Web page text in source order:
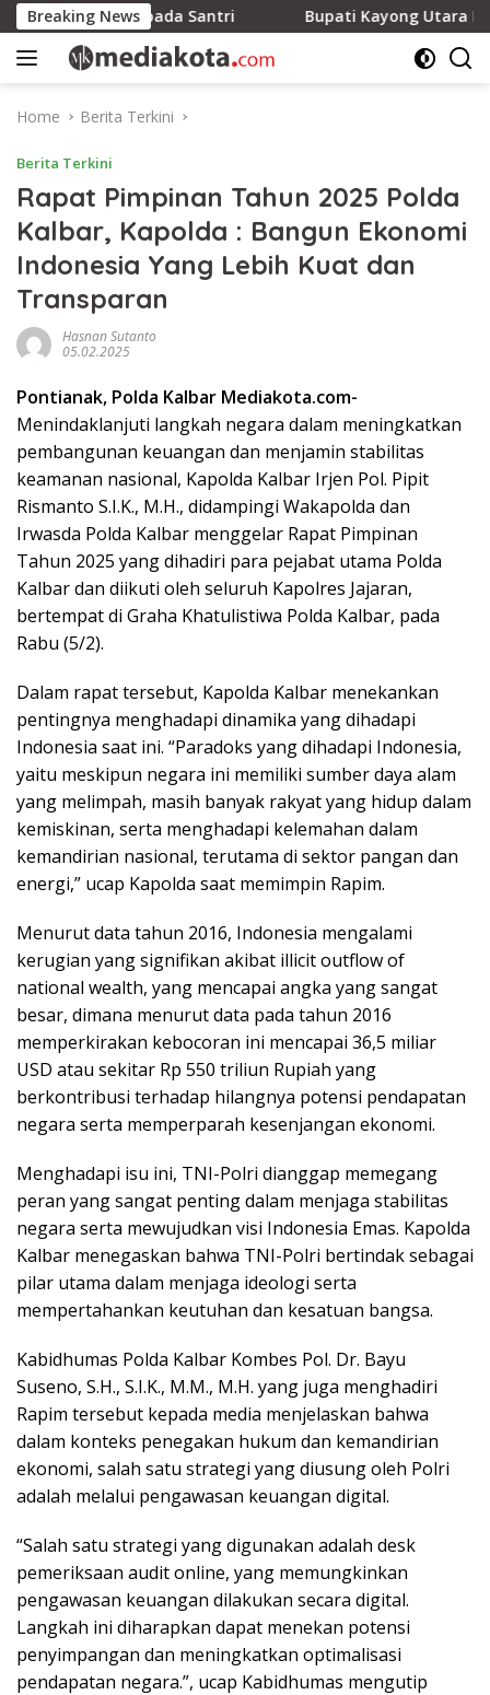
Skip
to
content
Breaking News
kepada Santri Bupati Kayong Utara Pastikan
Home Berita Terkini
Berita Terkini
Rapat Pimpinan Tahun 2025 Polda
Kalbar, Kapolda : Bangun Ekonomi
Indonesia Yang Lebih Kuat dan
Transparan
Hasnan Sutanto
05.02.2025
Pontianak, Polda Kalbar Mediakota.com-
Menindaklanjuti langkah negara dalam meningkatkan
pembangunan keuangan dan menjamin stabilitas
keamanan nasional, Kapolda Kalbar Irjen Pol. Pipit
Rismanto S.I.K., M.H., didampingi Wakapolda dan
Irwasda Polda Kalbar menggelar Rapat Pimpinan
Tahun 2025 yang dihadiri para pejabat utama Polda
Kalbar dan diikuti oleh seluruh Kapolres Jajaran,
bertempat di Graha Khatulistiwa Polda Kalbar, pada
Rabu (5/2).
Dalam rapat tersebut, Kapolda Kalbar menekankan
pentingnya menghadapi dinamika yang dihadapi
Indonesia saat ini. “Paradoks yang dihadapi Indonesia,
yaitu meskipun negara ini memiliki sumber daya alam
yang melimpah, masih banyak rakyat yang hidup dalam
kemiskinan, serta menghadapi kelemahan dalam
kemandirian nasional, terutama di sektor pangan dan
energi,” ucap Kapolda saat memimpin Rapim.
Menurut data tahun 2016, Indonesia mengalami
kerugian yang signifikan akibat illicit outflow of
national wealth, yang mencapai angka yang sangat
besar, dimana menurut data pada tahun 2016
memperkirakan kebocoran ini mencapai 36,5 miliar
USD atau sekitar Rp 550 triliun Rupiah yang
berkontribusi terhadap hilangnya potensi pendapatan
negara serta memperparah kesenjangan ekonomi.
Menghadapi isu ini, TNI-Polri dianggap memegang
peran yang sangat penting dalam menjaga stabilitas
negara serta mewujudkan visi Indonesia Emas. Kapolda
Kalbar menegaskan bahwa TNI-Polri bertindak sebagai
pilar utama dalam menjaga ideologi serta
mempertahankan keutuhan dan kesatuan bangsa.
Kabidhumas Polda Kalbar Kombes Pol. Dr. Bayu
Suseno, S.H., S.I.K., M.M., M.H. yang juga menghadiri
Rapim tersebut kepada media menjelaskan bahwa
dalam konteks penegakan hukum dan kemandirian
ekonomi, salah satu strategi yang diusung oleh Polri
adalah melalui pengawasan keuangan digital.
“Salah satu strategi yang digunakan adalah desk
pemeriksaan audit online, yang memungkinkan
pengawasan keuangan dilakukan secara digital.
Langkah ini diharapkan dapat menekan potensi
penyimpangan dan meningkatkan optimalisasi
pendapatan negara.”, ucap Kabidhumas mengutip